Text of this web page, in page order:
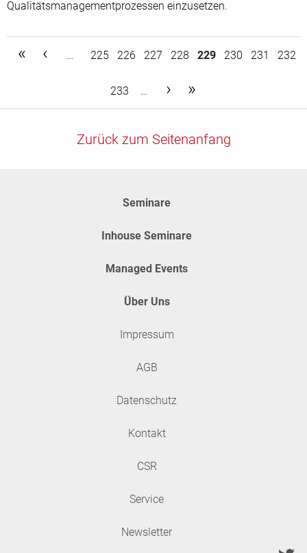
Qualitätsmanagementprozessen einzusetzen.
«
first
‹
previous
…
225 226 227 228 229 230 231 232
233 …
next
›
last
»
Zurück zum Seitenanfang
Seminare
Inhouse Seminare
Managed Events
Über Uns
Impressum
AGB
Datenschutz
Kontakt
CSR
Service
Newsletter